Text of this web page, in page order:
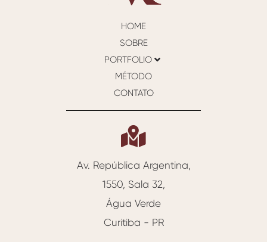
HOME
SOBRE
PORTFOLIO
MÉTODO
CONTATO
Av. República Argentina,
1550, Sala 32,
Água Verde
Curitiba - PR